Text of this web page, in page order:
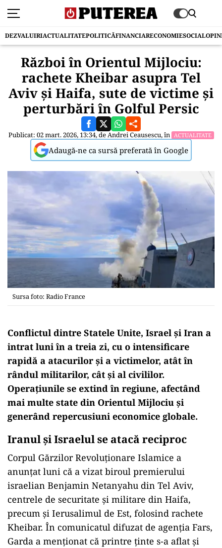
DEZVALUIRIACTUALITATEPOLITICĂFINANCIARECONOMIESOCIAL
Război în Orientul Mijlociu:
rachete Kheibar asupra Tel
Aviv și Haifa, sute de victime și
perturbări în Golful Persic
Publicat: 02 mart. 2026, 13:34, deAndrei Ceausescu, în ACTUALITATE
Adaugă-ne ca sursă preferată în Google
Sursa foto: Radio France
Conflictul dintre Statele Unite, Israel și Iran a
intrat luni în a treia zi, cu o intensificare
rapidă a atacurilor și a victimelor, atât în
rândul militarilor, cât și al civililor.
Operațiunile se extind în regiune, afectând
mai multe state din Orientul Mijlociu și
generând repercusiuni economice globale.
Iranul și Israelul se atacă reciproc
Corpul Gărzilor Revoluționare Islamice a
anunțat luni că a vizat biroul premierului
israelian Benjamin Netanyahu din Tel Aviv,
centrele de securitate și militare din Haifa,
precum și Ierusalimul de Est, folosind rachete
Kheibar. În comunicatul difuzat de agenția Fars,
Garda a menționat că printre ținte s-a aflat și